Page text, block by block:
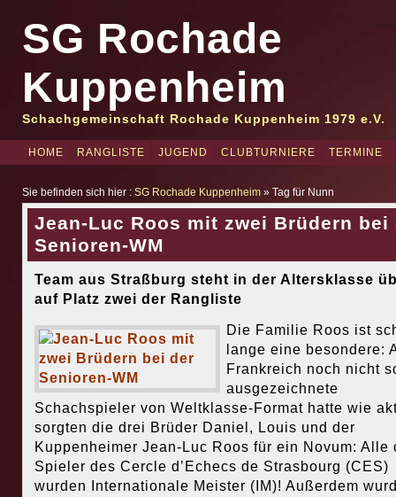
SG Rochade
Kuppenheim
Schachgemeinschaft Rochade Kuppenheim 1979 e.V.
HOME RANGLISTE JUGEND CLUBTURNIERE TERMINE
Sie befinden sich hier : SG Rochade Kuppenheim» Tag für Nunn
Jean-Luc Roos mit zwei Brüdern bei
Senioren-WM
Team aus Straßburg steht in der Altersklasse
auf Platz zwei der Rangliste
Die Familie Roos ist
lange eine besondere:
Frankreich noch nicht
ausgezeichnete
Schachspieler von Weltklasse-Format hatte wie
sorgten die drei Brüder Daniel, Louis und der
Kuppenheimer Jean-Luc Roos für ein Novum: Alle
Spieler des Cercle d’Echecs de Strasbourg (CES)
wurden Internationale Meister (IM)! Außerdem